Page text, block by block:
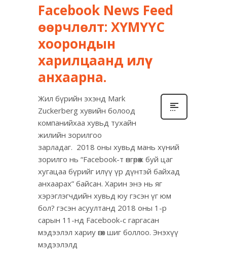
Facebook News Feed
өөрчлөлт: ХҮМҮҮС
хоорондын
харилцаанд илүү
анхаарна.
Жил бүрийн эхэнд Mark
Zuckerberg хувийн болоод
компанийхаа хувьд тухайн
жилийн зорилгоо
зарладаг. 2018 оны хувьд мань хүний
зорилго нь “Facebook-т өнгөрөөж буй цаг
хугацаа бүрийг илүү үр дүнтэй байхад
анхаарах” байсан. Харин энэ нь яг
хэрэглэгчдийн хувьд юу гэсэн үг юм
бол? гэсэн асуултанд 2018 оны 1-р
сарын 11-нд Facebook-с гаргасан
мэдээлэл хариу өгөх шиг боллоо. Энэхүү
мэдээлэлд